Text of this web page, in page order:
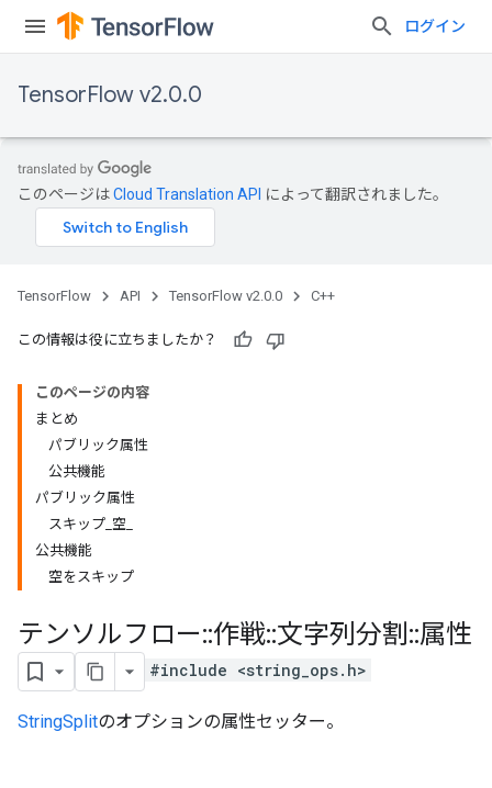
ログイン
TensorFlow v2.0.0
このページはCloud Translation API によって翻訳されました。
TensorFlow API TensorFlow v2.0.0 C++
この情報は役に立ちましたか？
このページの内容
まとめ
パブリック属性
公共機能
パブリック属性
スキップ_空_
公共機能
空をスキップ
テンソルフロー::作戦::文字列分割::属性
#include <string_ops.h>
StringSplitのオプションの属性セッター。